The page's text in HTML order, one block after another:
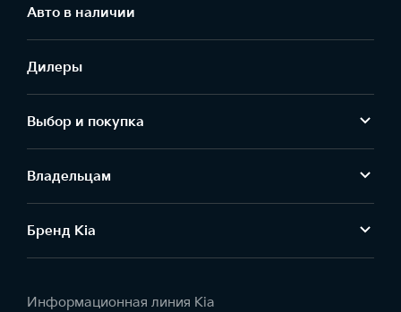
Aвто в наличии
Дилеры
Выбор и покупка
Владельцам
Бренд Kia
Информационная линия Kia